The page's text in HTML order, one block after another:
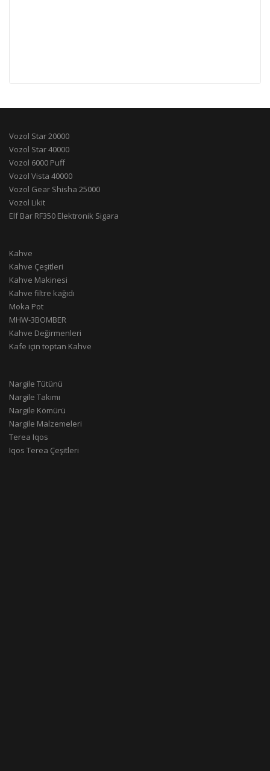
Vozol Star 20000
Vozol Star 40000
Vozol 6000 Puff
Vozol Vista 40000
Vozol Gear Shisha 25000
Vozol Likit
Elf Bar RF350 Elektronik Sigara
Kahve
Kahve Çeşitleri
Kahve Makinesi
Kahve filtre kağıdı
Moka Pot
MHW-3BOMBER
Kahve Değirmenleri
Kafe için toptan Kahve
Nargile Tütünü
Nargile Takımı
Nargile Kömürü
Nargile Malzemeleri
Terea Iqos
Iqos Terea Çeşitleri